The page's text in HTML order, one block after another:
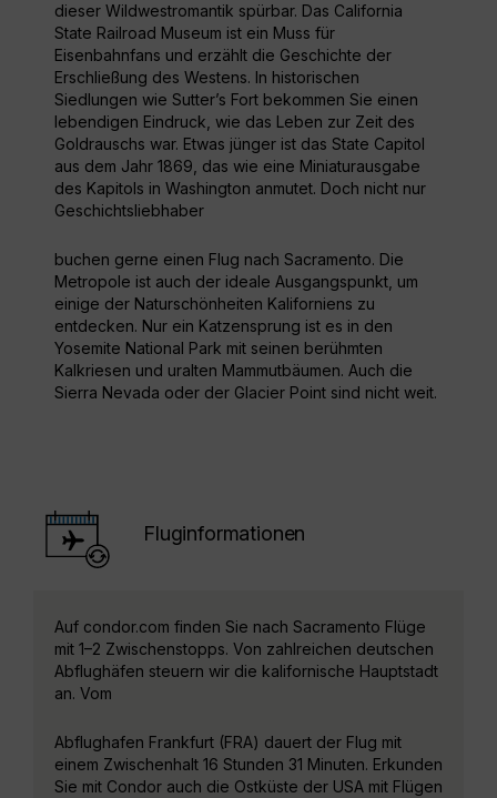
dieser Wildwestromantik spürbar. Das California
State Railroad Museum ist ein Muss für
Eisenbahnfans und erzählt die Geschichte der
Erschließung des Westens. In historischen
Siedlungen wie Sutter’s Fort bekommen Sie einen
lebendigen Eindruck, wie das Leben zur Zeit des
Goldrauschs war. Etwas jünger ist das State Capitol
aus dem Jahr 1869, das wie eine Miniaturausgabe
des Kapitols in Washington anmutet. Doch nicht nur
Geschichtsliebhaber
buchen gerne einen Flug nach Sacramento. Die
Metropole ist auch der ideale Ausgangspunkt, um
einige der Naturschönheiten Kaliforniens zu
entdecken. Nur ein Katzensprung ist es in den
Yosemite National Park mit seinen berühmten
Kalkriesen und uralten Mammutbäumen. Auch die
Sierra Nevada oder der Glacier Point sind nicht weit.
Fluginformationen
Auf condor.com finden Sie nach Sacramento Flüge
mit 1–2 Zwischenstopps. Von zahlreichen deutschen
Abflughäfen steuern wir die kalifornische Hauptstadt
an. Vom
Abflughafen Frankfurt (FRA) dauert der Flug mit
einem Zwischenhalt 16 Stunden 31 Minuten. Erkunden
Sie mit Condor auch die Ostküste der USA mit Flügen